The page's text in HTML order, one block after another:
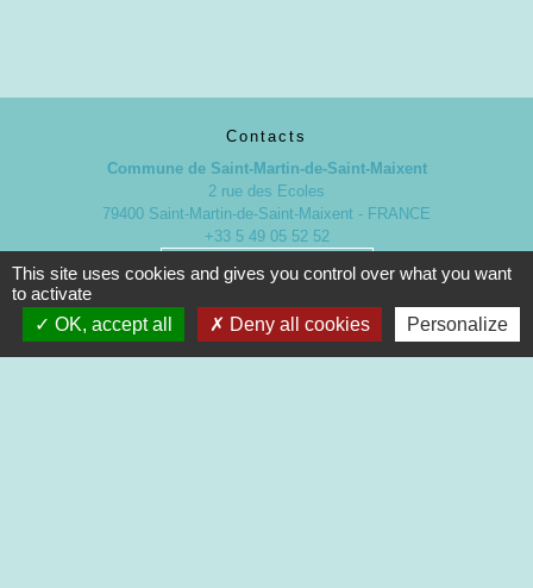
Contacts
Commune de Saint-Martin-de-Saint-Maixent
2 rue des Ecoles
79400 Saint-Martin-de-Saint-Maixent - FRANCE
+33 5 49 05 52 52
Contact par formulaire
Nouveaux horaires d’ouverture de la Mairie.
À compter du 19 septembre 2022
This site uses cookies and gives you control over what you want
to activate
OK, accept all
Deny all cookies Personalize